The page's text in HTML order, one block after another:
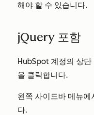
해야 할 수 있습니다.
jQuery 포함
HubSpot 계정의 상단
을 클릭합니다.
왼쪽 사이드바 메뉴에
다.